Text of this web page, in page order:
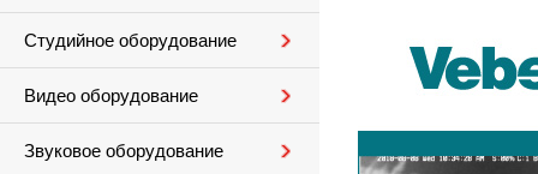
Студийное оборудование
Видео оборудование
Звуковое оборудование